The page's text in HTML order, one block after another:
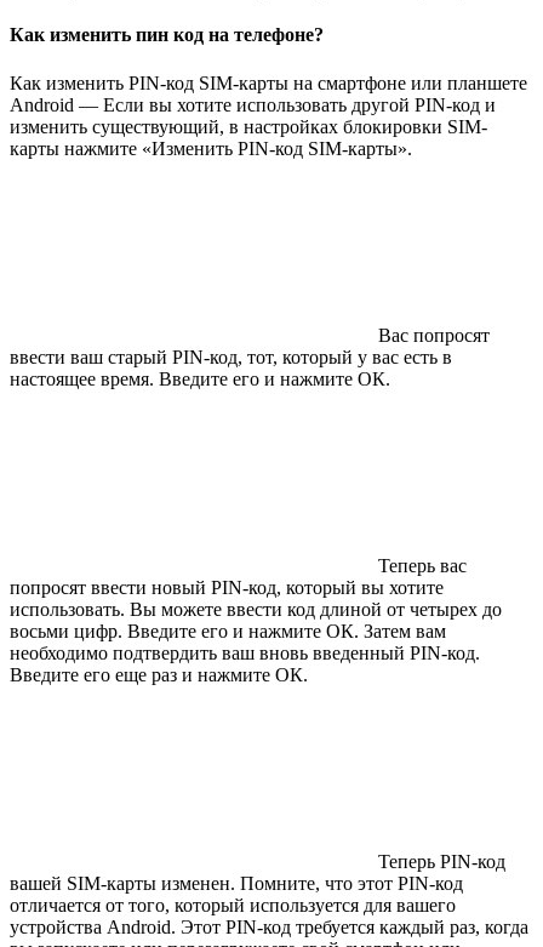
Как изменить пин код на телефоне?
Как изменить PIN-код SIM-карты на смартфоне или планшете
Android — Если вы хотите использовать другой PIN-код и
изменить существующий, в настройках блокировки SIM-
карты нажмите «Изменить PIN-код SIM-карты».
Вас попросят
ввести ваш старый PIN-код, тот, который у вас есть в
настоящее время. Введите его и нажмите ОК.
Теперь вас
попросят ввести новый PIN-код, который вы хотите
использовать. Вы можете ввести код длиной от четырех до
восьми цифр. Введите его и нажмите ОК. Затем вам
необходимо подтвердить ваш вновь введенный PIN-код.
Введите его еще раз и нажмите ОК.
Теперь PIN-код
вашей SIM-карты изменен. Помните, что этот PIN-код
отличается от того, который используется для вашего
устройства Android. Этот PIN-код требуется каждый раз, когда